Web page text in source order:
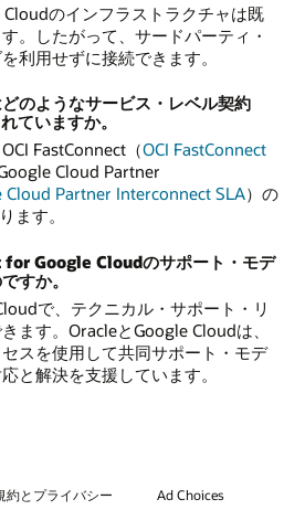
のインフラストラクチャは既
。したがって、サードパーティ・
利用せずに接続できます。
のようなサービス・レベル契約
ていますか。
FastConnect（OCI FastConnect
Cloud Partner
Cloud Partner Interconnect SLA）の
ます。
Google Cloudのサポート・モデ
すか。
で、テクニカル・サポート・リ
ます。OracleとGoogle Cloudは、
スを使用して共同サポート・モデ
と解決を支援しています。
約とプライバシー Ad Choices